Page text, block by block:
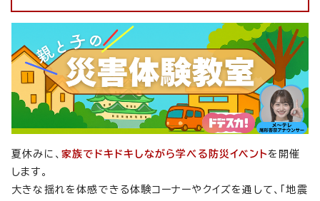
夏休みに、 家族でドキドキしながら学べる防災イベントを開催
します。
大きな揺れを体感できる体験コーナーやクイズを通して、「地震